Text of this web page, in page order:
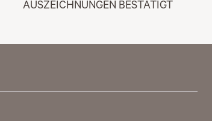
AUSZEICHNUNGEN BESTÄTIGT